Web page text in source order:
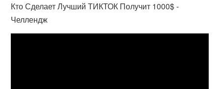
Кто Сделает Лучший ТИКТОК Получит 1000$ -
Челлендж